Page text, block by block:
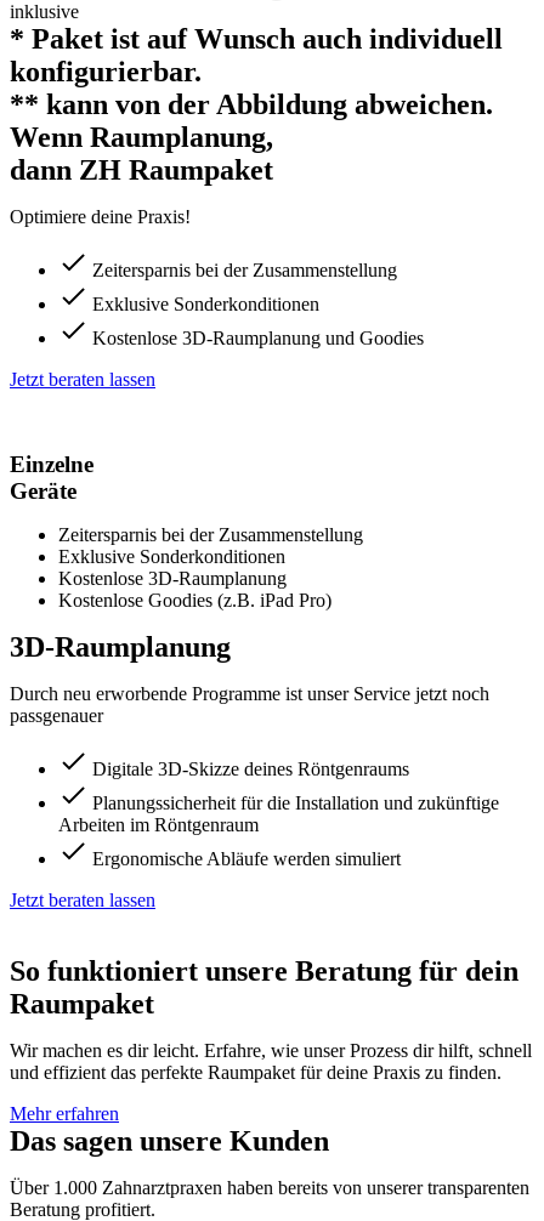
inklusive
* Paket ist auf Wunsch auch individuell
konfigurierbar.
** kann von der Abbildung abweichen.
Wenn Raumplanung,
dann ZH Raumpaket
Optimiere deine Praxis!
Zeitersparnis bei der Zusammenstellung
Exklusive Sonderkonditionen
Kostenlose 3D-Raumplanung und Goodies
Jetzt beraten lassen
Einzelne
Geräte
Zeitersparnis bei der Zusammenstellung
Exklusive Sonderkonditionen
Kostenlose 3D-Raumplanung
Kostenlose Goodies (z.B. iPad Pro)
3D-Raumplanung
Durch neu erworbende Programme ist unser Service jetzt noch
passgenauer
Digitale 3D-Skizze deines Röntgenraums
Planungssicherheit für die Installation und zukünftige
Arbeiten im Röntgenraum
Ergonomische Abläufe werden simuliert
Jetzt beraten lassen
So funktioniert unsere Beratung für dein
Raumpaket
Wir machen es dir leicht. Erfahre, wie unser Prozess dir hilft, schnell
und effizient das perfekte Raumpaket für deine Praxis zu finden.
Mehr erfahren
Das sagen unsere Kunden
Über 1.000 Zahnarztpraxen haben bereits von unserer transparenten
Beratung profitiert.